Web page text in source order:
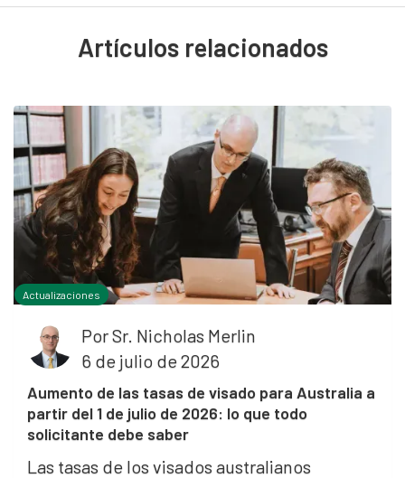
Artículos relacionados
Actualizaciones
PorSr. Nicholas Merlin
6 de julio de 2026
Aumento de las tasas de visado para Australia a
partir del 1 de julio de 2026: lo que todo
solicitante debe saber
Las tasas de los visados australianos